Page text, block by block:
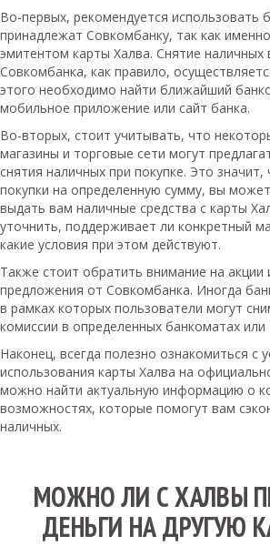
Во-первых, рекомендуется использовать
принадлежат Совкомбанку, так как
эмитентом карты Халва. Снятие наличных
Совкомбанка, как правило,
этого необходимо найти ближайший
мобильное приложение или сайт банка.
Во-вторых, стоит учитывать, что
магазины и торговые сети могут
снятия наличных при покупке. Это
покупки на определенную сумму, вы
выдать вам наличные средства с карты
уточнить, поддерживает ли конкретный
какие условия при этом действуют.
Также стоит обратить внимание на акции
предложения от Совкомбанка. Иногда
в рамках которых пользователи могут
комиссии в определенных банкоматах или
Наконец, всегда полезно ознакомиться с
использования карты Халва на
можно найти актуальную информацию о
возможностях, которые помогут вам
наличных.
МОЖНО ЛИ С ХАЛВЫ
ДЕНЬГИ НА ДРУГУЮ